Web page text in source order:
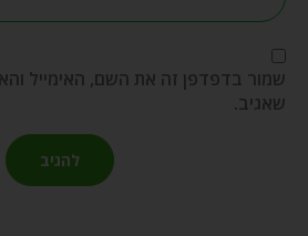
שמור בדפדפן זה את השם, האימייל
שאגיב.